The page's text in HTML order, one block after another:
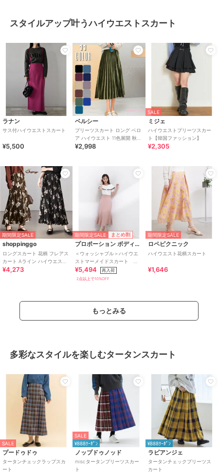
スタイルアップ叶うハイウエストスカート
ラナン
サス付ハイウエストスカート
¥5,500
ベルシー
プリーツスカート ロング ベロ
ア ハイウエスト 11色展開 秋冬
ロングスカート
¥2,998
SALE
ミジェ
ハイウエストプリーツスカー
ト【韓国ファッション】
¥2,305
期間限定SALE
shoppinggo
ロングスカート 花柄 フレアス
カート Aライン ハイウエスト
ウエストゴム ゆったり ゆる
¥4,273
期間限定SALE まとめ割
プロポーション ボディドレッシング
＜ウォッシャブル＞ハイウエ
ストマーメイドスカート
26SS
¥5,494 再入荷
2点以上で10%OFF
期間限定SALE
ロペピクニック
ハイウエスト花柄スカート
¥1,646
もっとみる
多彩なスタイルを楽しむタータンスカート
SALE
プードゥドゥ
タータンチェックラップスカ
ート
SALE
¥888ｸｰﾎﾟﾝ
ノップドゥノッド
miscタータンプリーツスカー
ト
¥888ｸｰﾎﾟﾝ
ラビアンジェ
タータンチェックプリーツス
カート